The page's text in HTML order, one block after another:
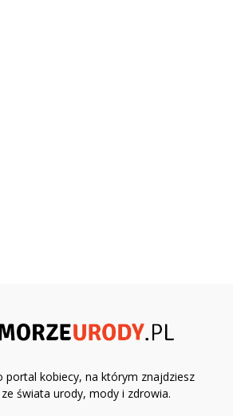
portal kobiecy, na którym znajdziesz
świata urody, mody i zdrowia.